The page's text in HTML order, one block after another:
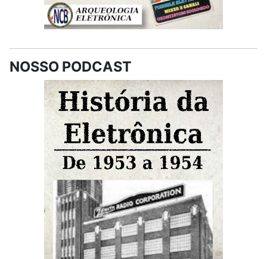
NOSSO PODCAST